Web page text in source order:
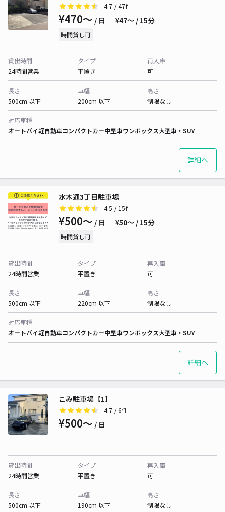
4.7 / 47件
¥470〜 / 日 ¥47〜 / 15分
時間貸し可
貸出時間
24時間営業
タイプ
平置き
再入庫
可
長さ
500cm 以下
車幅
200cm 以下
高さ
制限なし
対応車種
オートバイ軽自動車コンパクトカー中型車ワンボックス大型車・SUV
詳細へ
水木通3丁目駐車場
4.5 / 15件
¥500〜 / 日 ¥50〜 / 15分
時間貸し可
貸出時間
24時間営業
タイプ
平置き
再入庫
可
長さ
500cm 以下
車幅
220cm 以下
高さ
制限なし
対応車種
オートバイ軽自動車コンパクトカー中型車ワンボックス大型車・SUV
詳細へ
こみ駐車場【1】
4.7 / 6件
¥500〜 / 日
貸出時間
24時間営業
タイプ
平置き
再入庫
可
長さ
500cm 以下
車幅
190cm 以下
高さ
制限なし